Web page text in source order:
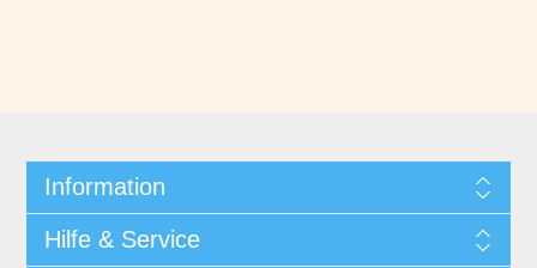
Information
Hilfe & Service